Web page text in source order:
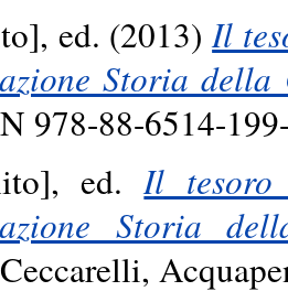
ed. (2013)Il
Storia
978-88-6514-
ed.Il tesoro
Storia